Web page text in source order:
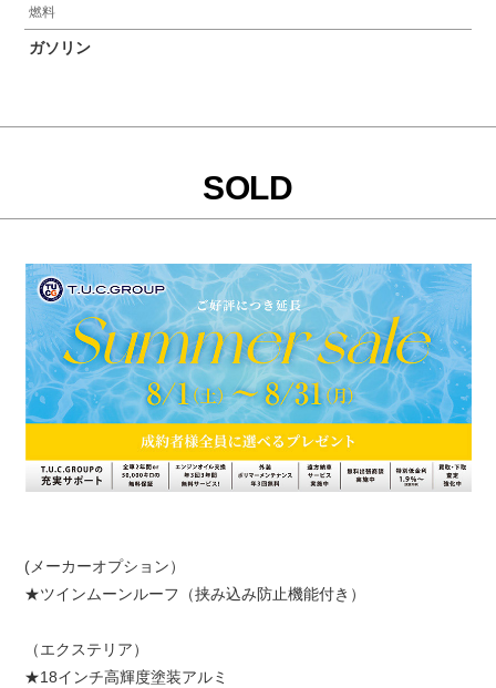
燃料
ガソリン
SOLD
(メーカーオプション）
★ツインムーンルーフ（挟み込み防止機能付き）
（エクステリア）
★18インチ高輝度塗装アルミ